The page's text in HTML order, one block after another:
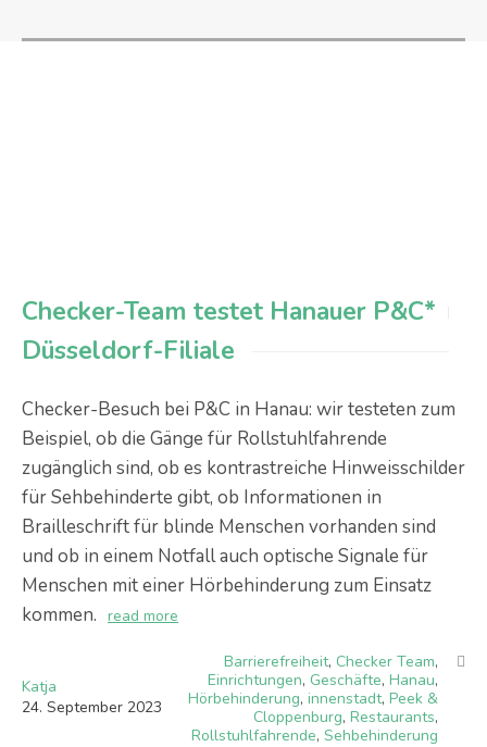
Checker-Team testet Hanauer P&C*
Düsseldorf-Filiale
Checker-Besuch bei P&C in Hanau: wir testeten zum
Beispiel, ob die Gänge für Rollstuhlfahrende
zugänglich sind, ob es kontrastreiche Hinweisschilder
für Sehbehinderte gibt, ob Informationen in
Brailleschrift für blinde Menschen vorhanden sind
und ob in einem Notfall auch optische Signale für
Menschen mit einer Hörbehinderung zum Einsatz
kommen. read more
Katja
24. September 2023
Barrierefreiheit, Checker Team,
Einrichtungen, Geschäfte, Hanau,
Hörbehinderung, innenstadt, Peek &
Cloppenburg, Restaurants,
Rollstuhlfahrende, Sehbehinderung